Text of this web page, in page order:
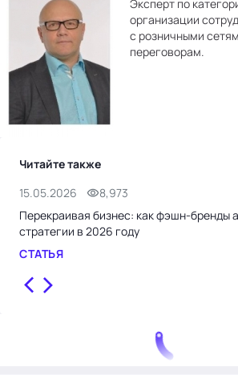
Эксперт по
организации
с розничными
переговорам.
Читайте также
15.05.2026
8,973
Перекраивая бизнес: как фэшн-бренды
стратегии в 2026 году
СТАТЬЯ